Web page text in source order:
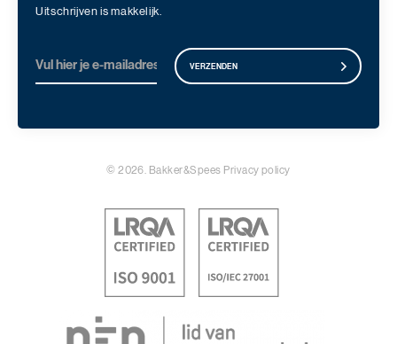
Uitschrijven is makkelijk.
VERZENDEN
© 2026. Bakker&Spees Privacy policy